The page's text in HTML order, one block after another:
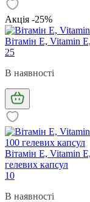
Акція -25%
Вітамін Е, Vitamin
25
В наявності
Вітамін Е, Vitamin
гелевих капсул
10
В наявності